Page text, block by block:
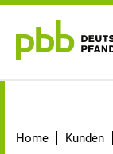
Home Kunden